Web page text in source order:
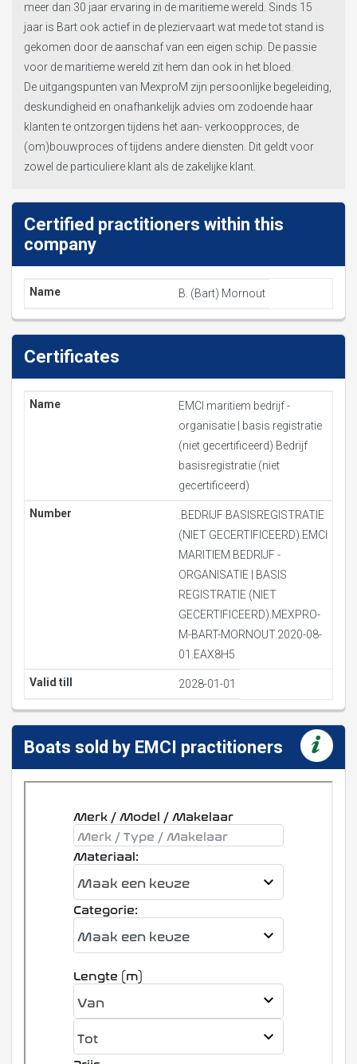
meer dan 30 jaar ervaring in de maritieme wereld. Sinds 15
jaar is Bart ook actief in de pleziervaart wat mede tot stand is
gekomen door de aanschaf van een eigen schip. De passie
voor de maritieme wereld zit hem dan ook in het bloed.
De uitgangspunten van MexproM zijn persoonlijke begeleiding,
deskundigheid en onafhankelijk advies om zodoende haar
klanten te ontzorgen tijdens het aan- verkoopproces, de
(om)bouwproces of tijdens andere diensten. Dit geldt voor
zowel de particuliere klant als de zakelijke klant.
Certified practitioners within this
company
B. (Bart) Mornout
Certificates
EMCI maritiem bedrijf -
organisatie | basis registratie
(niet gecertificeerd) Bedrijf
basisregistratie (niet
gecertificeerd)
.BEDRIJF BASISREGISTRATIE
(NIET GECERTIFICEERD).EMCI
MARITIEM BEDRIJF -
ORGANISATIE | BASIS
REGISTRATIE (NIET
GECERTIFICEERD).MEXPRO-
M-BART-MORNOUT.2020-08-
01.EAX8H5
2028-01-01
Boats sold by EMCI practitioners